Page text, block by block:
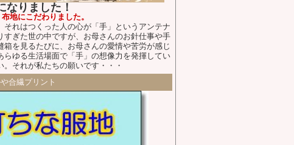
りました！
地にこだわりました。
れはつくった人の心が「手」というアンテナ
ぎた世の中ですが、お母さんのお針仕事や手
を見るたびに、お母さんの愛情や苦労が感じ
ゆる生活場面で「手」の想像力を発揮してい
それが私たちの願いです・・・
合繊プリント